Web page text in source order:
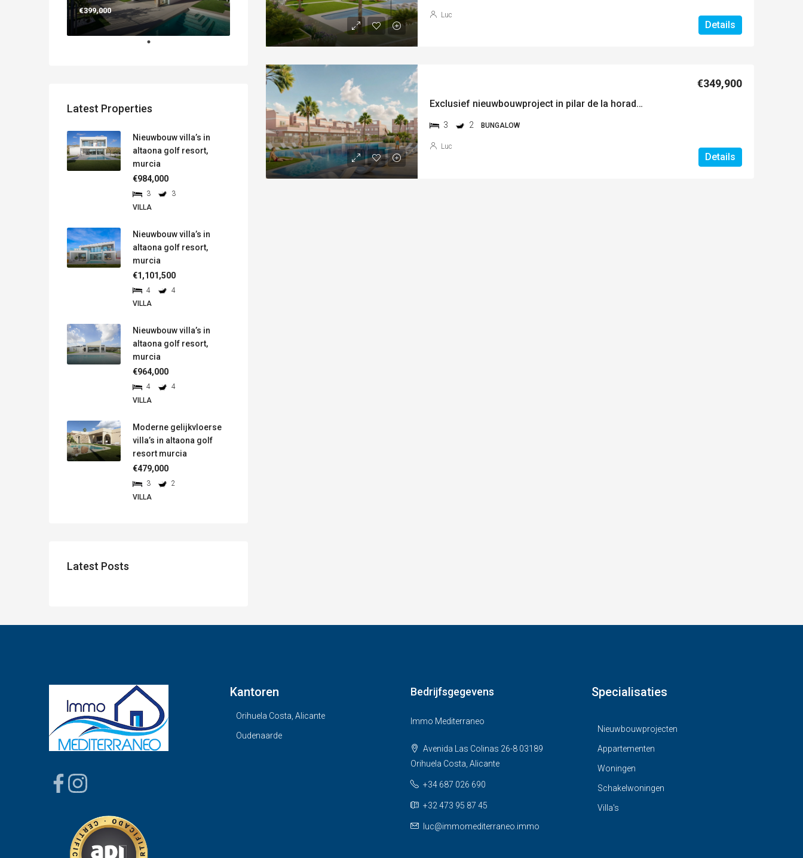
Details
Luc
Exclusief nieuwbouwproject in pilar de la horadada, costa blanca, spanje
€349,900
3 2 BUNGALOW
Details
Luc
€399,000
Latest Properties
Nieuwbouw villa’s in
altaona golf resort,
murcia
€984,000
3
3
VILLA
Nieuwbouw villa’s in
altaona golf resort,
murcia
€1,101,500
4
4
VILLA
Nieuwbouw villa’s in
altaona golf resort,
murcia
€964,000
4
4
VILLA
Moderne gelijkvloerse
villa’s in altaona golf
resort murcia
€479,000
3
2
VILLA
Latest Posts
Kantoren
Orihuela Costa, Alicante
Oudenaarde
Bedrijfsgegevens
Immo Mediterraneo
Avenida Las Colinas 26-8 03189
Orihuela Costa, Alicante
+34 687 026 690
+32 473 95 87 45
luc@immomediterraneo.immo
Specialisaties
Nieuwbouwprojecten
Appartementen
Woningen
Schakelwoningen
Villa's